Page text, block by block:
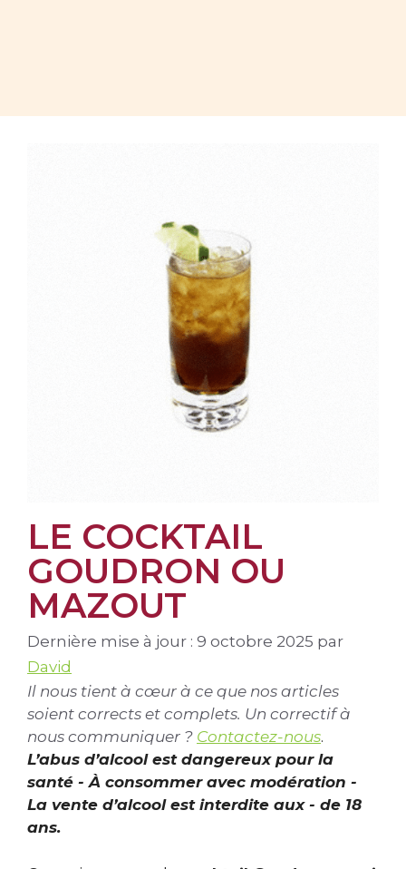
LE COCKTAIL
GOUDRON OU
MAZOUT
Dernière mise à jour : 9 octobre 2025 par
David
Il nous tient à cœur à ce que nos articles
soient corrects et complets. Un correctif à
nous communiquer ? Contactez-nous.
L’abus d’alcool est dangereux pour la
santé - À consommer avec modération -
La vente d’alcool est interdite aux - de 18
ans.